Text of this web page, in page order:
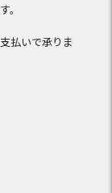
。
払いで承りま